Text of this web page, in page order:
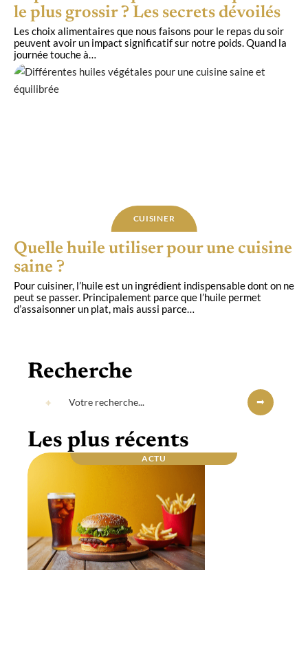
le plus grossir ? Les secrets dévoilés
Les choix alimentaires que nous faisons pour le repas du soir
peuvent avoir un impact significatif sur notre poids. Quand la
journée touche à…
CUISINER
Quelle huile utiliser pour une cuisine
saine ?
Pour cuisiner, l’huile est un ingrédient indispensable dont on ne
peut se passer. Principalement parce que l’huile permet
d’assaisonner un plat, mais aussi parce
Recherche
Les plus récents
ACTU